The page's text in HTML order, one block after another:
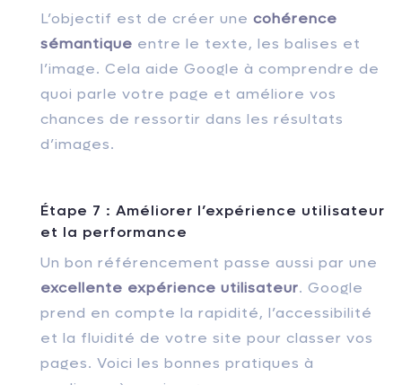
L’objectif est de créer une cohérence
sémantique entre le texte, les balises et
l’image. Cela aide Google à comprendre de
quoi parle votre page et améliore vos
chances de ressortir dans les résultats
d’images.
Étape 7 : Améliorer l’expérience utilisateur
et la performance
Un bon référencement passe aussi par une
excellente expérience utilisateur. Google
prend en compte la rapidité, l’accessibilité
et la fluidité de votre site pour classer vos
pages. Voici les bonnes pratiques à